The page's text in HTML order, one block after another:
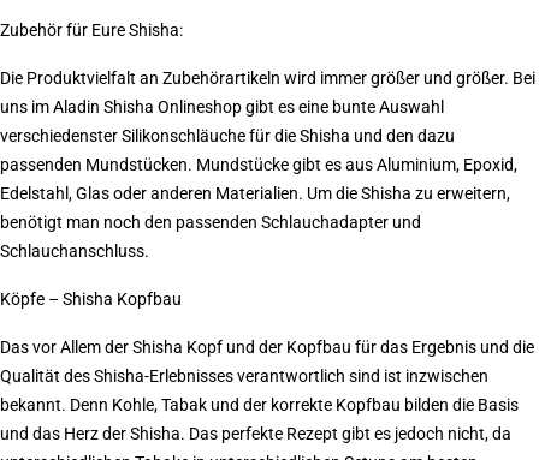
Zubehör für Eure Shisha:
Die Produktvielfalt an Zubehörartikeln wird immer größer und größer. Bei
uns im Aladin Shisha Onlineshop gibt es eine bunte Auswahl
verschiedenster Silikonschläuche für die Shisha und den dazu
passenden Mundstücken. Mundstücke gibt es aus Aluminium, Epoxid,
Edelstahl, Glas oder anderen Materialien. Um die Shisha zu erweitern,
benötigt man noch den passenden Schlauchadapter und
Schlauchanschluss.
Köpfe – Shisha Kopfbau
Das vor Allem der Shisha Kopf und der Kopfbau für das Ergebnis und die
Qualität des Shisha-Erlebnisses verantwortlich sind ist inzwischen
bekannt. Denn Kohle, Tabak und der korrekte Kopfbau bilden die Basis
und das Herz der Shisha. Das perfekte Rezept gibt es jedoch nicht, da